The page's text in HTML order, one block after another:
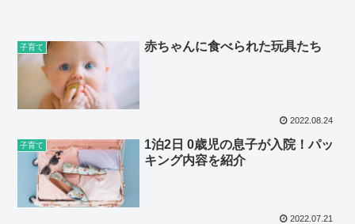
子育て 赤ちゃんに食べられた玩具たち
2022.08.24
子育て
1泊2日 0歳児の息子が入院！パッ
キング内容を紹介
2022.07.21